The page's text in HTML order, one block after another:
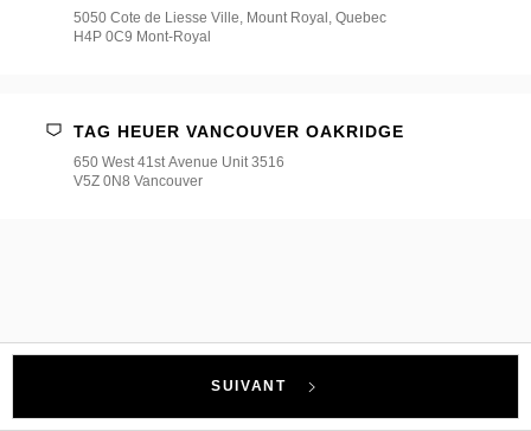
5050 Cote de Liesse Ville, Mount Royal, Quebec
H4P 0C9 Mont-Royal
TAG HEUER VANCOUVER OAKRIDGE
650 West 41st Avenue Unit 3516
V5Z 0N8 Vancouver
SUIVANT